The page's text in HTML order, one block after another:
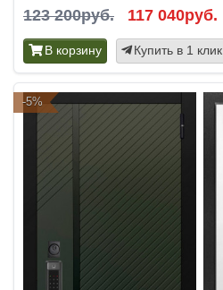
123 200руб. 117 040руб.
В корзину Купить в 1 клик
-5%